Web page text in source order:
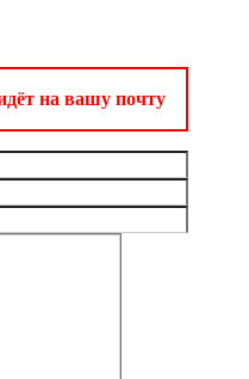
на вашу почту